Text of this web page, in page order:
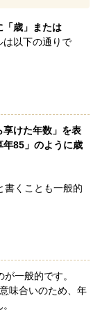
「歳」または
は以下の通りで
享けた年数」を表
年85」のように歳
書くことも一般的
が一般的です。
味合いのため、年